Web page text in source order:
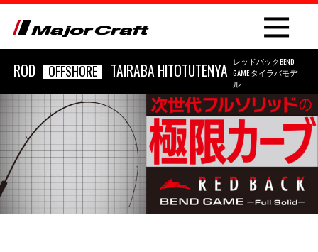
NEW
PRODUCT
ROD OFFSHORE TAIRABA HITOTUTENYA レッドバックBEND
GAME タイラバモデ
ル